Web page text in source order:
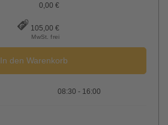
0,00 €
105,00 €
MwSt. frei
In den Warenkorb
08:30 - 16:00